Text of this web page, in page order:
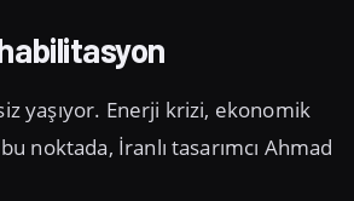
yaşıyor. Enerji krizi, ekonomik
noktada, İranlı tasarımcı Ahmad